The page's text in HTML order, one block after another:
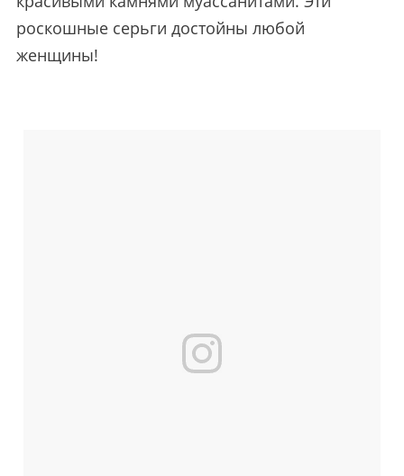
роскошные серьги достойны любой
женщины!